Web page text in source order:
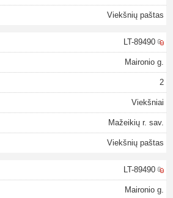
Viekšnių paštas
LT-89490
Maironio g.
2
Viekšniai
Mažeikių r. sav.
Viekšnių paštas
LT-89490
Maironio g.